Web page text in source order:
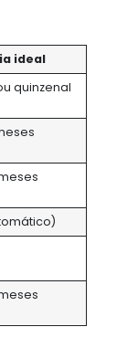
ideal
quinzenal